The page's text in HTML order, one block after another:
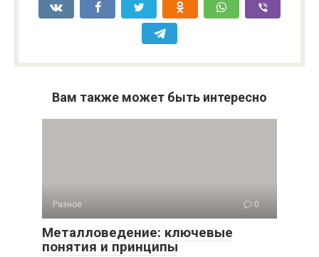
Вам также может быть интересно
Разное 0
Металловедение: ключевые
понятия и принципы